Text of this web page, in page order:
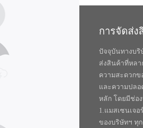
การจัดส่ง
ปัจจุบันทางบริ
ส่งสินค้าที่หลา
ความสะดวกข
และความปลอ
หลัก โดยมีช่อ
1.แมสเซนเจ
ของบริษัทฯ ทุ